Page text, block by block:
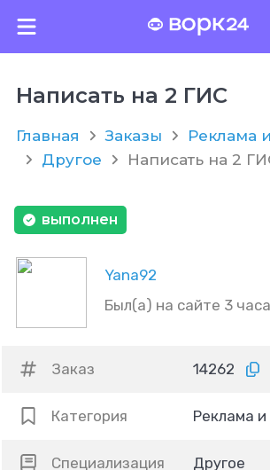
Написать на 2 ГИС
Главная Заказы
Реклама
Другое
Написать на 2
Yana92
Был(а) на сайте 3
выполнен
Заказ 14262
Категория Реклама
Специализация Другое